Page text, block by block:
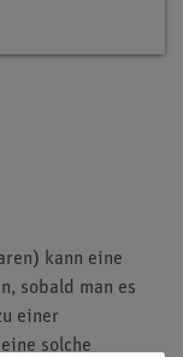
kann eine
sobald man es
einer
solche